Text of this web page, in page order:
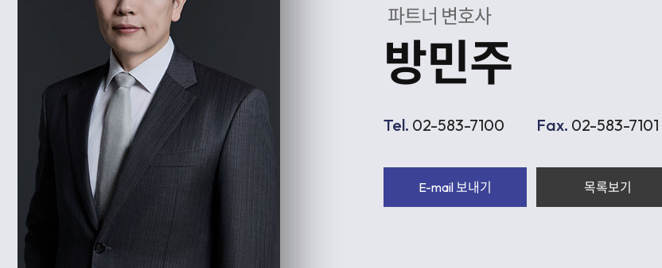
파트너 변호사
방민주
Tel. 02-583-7100 Fax. 02-583-7101
E-mail 보내기 목록보기